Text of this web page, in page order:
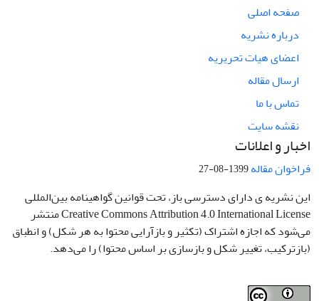
صفحه اصلی
درباره نشریه
اعضای هیات تحریریه
ارسال مقاله
تماس با ما
نقشه سایت
اخبار و اعلانات
فراخوان مقاله1399-08-27
این نشریه ی دارای دسترسی باز، تحت قوانین گواهینامه بین‌المللی
Creative Commons Attribution 4.0 International License منتشر
می‌شود که اجازه اشتراک (تکثیر و بازآرایی محتوا به هر شکل) و انطباق
(بازترکیب، تغییر شکل و بازسازی بر اساس محتوا) را می‌دهد.